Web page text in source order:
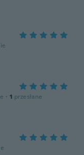
· 1 przesłane